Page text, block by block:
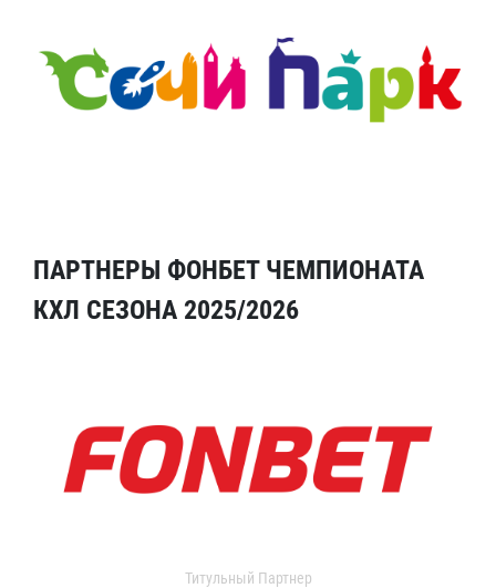
ПАРТНЕРЫ ФОНБЕТ ЧЕМПИОНАТА
КХЛ СЕЗОНА 2025/2026
Титульный Партнер